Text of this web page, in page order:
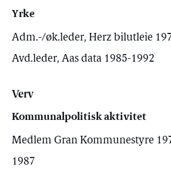
Yrke
Adm.-/øk.leder, Herz bilutleie
Avd.leder, Aas data 1985-1992
Verv
Kommunalpolitisk aktivitet
Medlem Gran Kommunestyre
1987